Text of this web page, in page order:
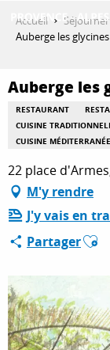
contenu
QUE
ESPACE
Accueil Séjourner
Auberge les glycines
Auberge les
RESTAURANT
CUISINE
CUISINE
22 place
M'y rendre
J'y vais en
Partager